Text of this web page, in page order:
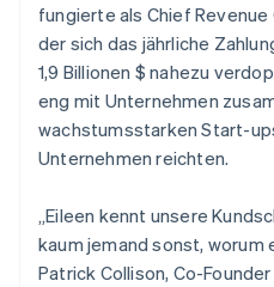
fungierte als Chief Revenue
der sich das jährliche
1,9 Billionen $ nahezu
eng mit Unternehmen
wachstumsstarken Start-
Unternehmen reichten.
„Eileen kennt unsere
kaum jemand sonst, worum
Patrick Collison, Co-
Bulgarien
English
Dänemark
English
Deutschland
DeutschEnglish
Estland
Festlandchina
简体中文English
Finnland
EnglishSvenska